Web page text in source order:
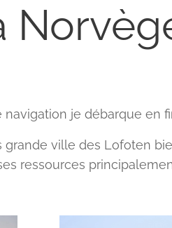
navigation je débarque en
grande ville des Lofoten
ressources